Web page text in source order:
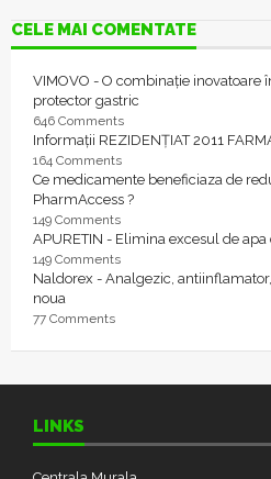
CELE MAI COMENTATE
VIMOVO - O combinație inovatoare
protector gastric
646 Comments
Informații REZIDENȚIAT 2011
164 Comments
Ce medicamente beneficiaza de
PharmAccess ?
149 Comments
APURETIN - Elimina excesul de
149 Comments
Naldorex - Analgezic,
noua
77 Comments
LINKS